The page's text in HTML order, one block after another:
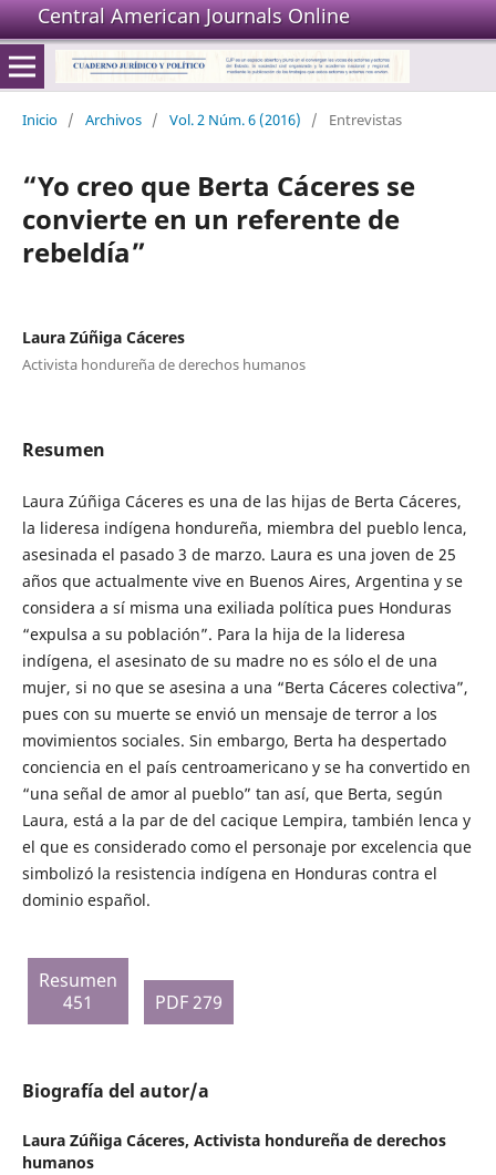
Central American Journals Online
Inicio / Archivos / Vol. 2 Núm. 6 (2016) / Entrevistas
“Yo creo que Berta Cáceres se
convierte en un referente de
rebeldía”
Laura Zúñiga Cáceres
Activista hondureña de derechos humanos
Resumen
Laura Zúñiga Cáceres es una de las hijas de Berta Cáceres,
la lideresa indígena hondureña, miembra del pueblo lenca,
asesinada el pasado 3 de marzo. Laura es una joven de 25
años que actualmente vive en Buenos Aires, Argentina y se
considera a sí misma una exiliada política pues Honduras
“expulsa a su población”. Para la hija de la lideresa
indígena, el asesinato de su madre no es sólo el de una
mujer, si no que se asesina a una “Berta Cáceres colectiva”,
pues con su muerte se envió un mensaje de terror a los
movimientos sociales. Sin embargo, Berta ha despertado
conciencia en el país centroamericano y se ha convertido en
“una señal de amor al pueblo” tan así, que Berta, según
Laura, está a la par de del cacique Lempira, también lenca y
el que es considerado como el personaje por excelencia que
simbolizó la resistencia indígena en Honduras contra el
dominio español.
Resumen
451
PDF 279
Biografía del autor/a
Laura Zúñiga Cáceres, Activista hondureña de derechos
humanos